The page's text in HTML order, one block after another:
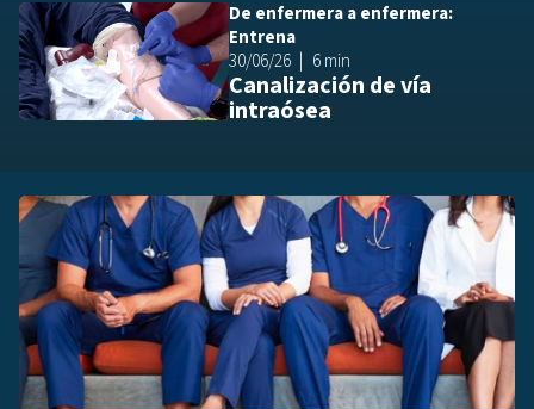
De enfermera a enfermera:
Entrena
30/06/26
6 min
Canalización de vía
intraósea